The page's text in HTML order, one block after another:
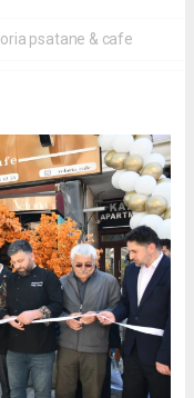
psatane & cafe